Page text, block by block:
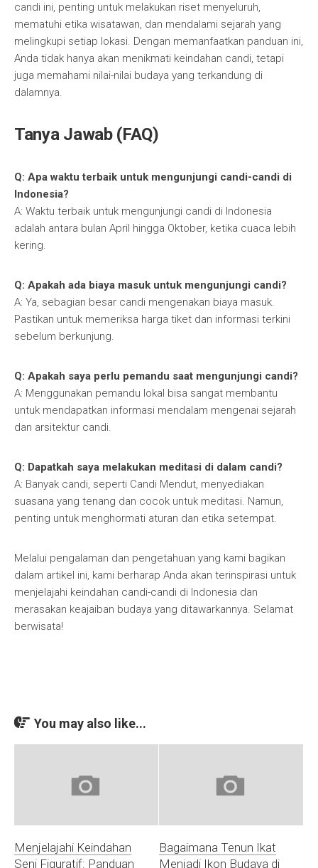
candi ini, penting untuk melakukan riset menyeluruh,
mematuhi etika wisatawan, dan mendalami sejarah yang
melingkupi setiap lokasi. Dengan memanfaatkan panduan ini,
Anda tidak hanya akan menikmati keindahan candi, tetapi
juga memahami nilai-nilai budaya yang terkandung di
dalamnya.
Tanya Jawab (FAQ)
Q: Apa waktu terbaik untuk mengunjungi candi-candi di
Indonesia?
A: Waktu terbaik untuk mengunjungi candi di Indonesia
adalah antara bulan April hingga Oktober, ketika cuaca lebih
kering.
Q: Apakah ada biaya masuk untuk mengunjungi candi?
A: Ya, sebagian besar candi mengenakan biaya masuk.
Pastikan untuk memeriksa harga tiket dan informasi terkini
sebelum berkunjung.
Q: Apakah saya perlu pemandu saat mengunjungi candi?
A: Menggunakan pemandu lokal bisa sangat membantu
untuk mendapatkan informasi mendalam mengenai sejarah
dan arsitektur candi.
Q: Dapatkah saya melakukan meditasi di dalam candi?
A: Banyak candi, seperti Candi Mendut, menyediakan
suasana yang tenang dan cocok untuk meditasi. Namun,
penting untuk menghormati aturan dan etika setempat.
Melalui pengalaman dan pengetahuan yang kami bagikan
dalam artikel ini, kami berharap Anda akan terinspirasi untuk
menjelajahi keindahan candi-candi di Indonesia dan
merasakan keajaiban budaya yang ditawarkannya. Selamat
berwisata!
You may also like...
Menjelajahi Keindahan
Seni Figuratif: Panduan
Bagaimana Tenun Ikat
Menjadi Ikon Budaya di